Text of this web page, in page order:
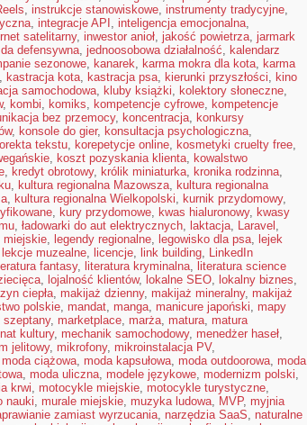
, instrukcje stanowiskowe, instrumenty tradycyjne,
, integracje API , inteligencja emocjonalna,
satelitarny, inwestor anioł, jakość powietrza, jarmark
defensywna, jednoosobowa działalność, kalendarz
sezonowe, kanarek, karma mokra dla kota, karma
, kastracja kota, kastracja psa, kierunki przyszłości, kino
samochodowa, kluby książki, kolektory słoneczne,
, kombi, komiks, kompetencje cyfrowe, kompetencje
bez przemocy, koncentracja, konkursy
, konsole do gier, konsultacja psychologiczna,
tekstu, korepetycje online, kosmetyki cruelty free,
, koszt pozyskania klienta, kowalstwo
, kredyt obrotowy, królik miniaturka, kronika rodzinna,
, kultura regionalna Mazowsza, kultura regionalna
, kultura regionalna Wielkopolski, kurnik przydomowy,
, kury przydomowe, kwas hialuronowy, kwasy
, ładowarki do aut elektrycznych, laktacja, Laravel ,
miejskie, legendy regionalne, legowisko dla psa, lejek
lekcje muzealne, licencje, link building, LinkedIn
fantasy, literatura kryminalna, literatura science
, lojalność klientów, lokalne SEO, lokalny biznes,
ciepła, makijaż dzienny, makijaż mineralny, makijaż
polskie, mandat, manga, manicure japoński, mapy
szeptany, marketplace, marża, matura, matura
kultury, mechanik samochodowy, menedżer haseł,
jelitowy, mikrofony, mikroinstalacja PV,
moda ciążowa, moda kapsułowa, moda outdoorowa, moda
, moda uliczna, modele językowe, modernizm polski,
krwi, motocykle miejskie, motocykle turystyczne,
nauki, murale miejskie, muzyka ludowa, MVP, myjnia
zamiast wyrzucania, narzędzia SaaS, naturalne